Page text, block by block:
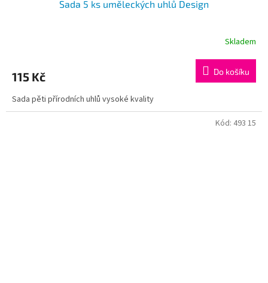
Sada 5 ks uměleckých uhlů Design
Skladem
115 Kč Do košíku
Sada pěti přírodních uhlů vysoké kvality
Kód: 493 15